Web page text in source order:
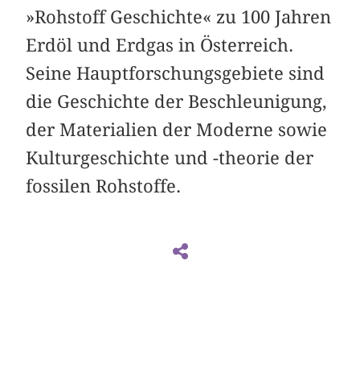
»Rohstoff Geschichte« zu 100 Jahren
Erdöl und Erdgas in Österreich.
Seine Hauptforschungsgebiete sind
die Geschichte der Beschleunigung,
der Materialien der Moderne sowie
Kulturgeschichte und -theorie der
fossilen Rohstoffe.